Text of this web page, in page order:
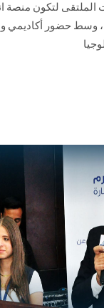
سجل الان
الملتقى لتكون منصة
وسط حضور أكاديمي